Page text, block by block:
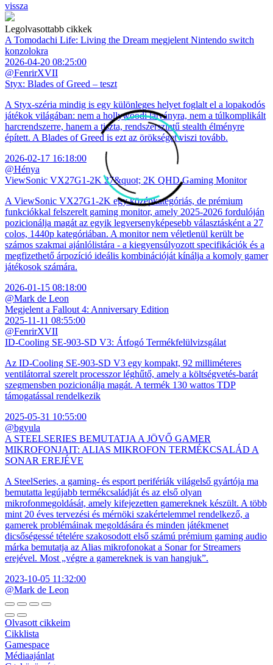
vissza
Legolvasottabb cikkek
A Tomodachi Life: Living the Dream megjelent Nintendo switch
konzolokra
2026-04-20 08:25:00
@FenrirXVII
Styx: Blades of Greed – teszt
A Styx-széria mindig is egy különleges helyet foglalt el a lopakodós
játékok világában: nem a hollywoodi látványra, nem a túlkomplikált
harcrendszerre, hanem a tiszta, rendszerszintű stealth élményre
épített. A Blades of Greed is ezt az örökséget viszi tovább.
2026-02-17 16:18:00
@Hénya
ViewSonic VX27G1-2K 27&quot; 2K QHD Gaming Monitor
A ViewSonic VX27G1-2K egy középkategóriás, de prémium
funkciókkal felszerelt gaming monitor, amely 2025-2026 fordulóján
pozicionálja magát az egyik legversenyképesebb választásként a 27
colos, 1440p kategóriában. A monitor nem véletlenül került be
számos szakmai ajánlólistára - a kiegyensúlyozott specifikációk és a
megfizethető árpozíció ideális kombinációját kínálja a komoly gamer
játékosok számára.
2026-01-15 08:18:00
@Mark de Leon
Megjelent a Fallout 4: Anniversary Edition
2025-11-11 08:55:00
@FenrirXVII
ID-Cooling SE-903-SD V3: Átfogó Termékfelülvizsgálat
Az ID-Cooling SE-903-SD V3 egy kompakt, 92 milliméteres
ventilátorral szerelt processzor léghűtő, amely a költségvetés-barát
szegmensben pozicionálja magát. A termék 130 wattos TDP
támogatással rendelkezik
2025-05-31 10:55:00
@bgyula
A STEELSERIES BEMUTATJA A JÖVŐ GAMER
MIKROFONJAIT: ALIAS MIKROFON TERMÉKCSALÁD A
SONAR EREJÉVE
A SteelSeries, a gaming- és esport perifériák világelső gyártója ma
bemutatta legújabb termékcsaládját és az első olyan
mikrofonmegoldását, amely kifejezetten gamereknek készült. A több
mint 20 éves tervezési és mérnöki szakértelemmel rendelkező, a
gamerek problémáinak megoldására és minden játékmenet
dicsőségessé tételére szakosodott első számú prémium gaming audio
márka bemutatja az Alias mikrofonokat a Sonar for Streamers
erejével. Most „végre a gamereknek is van hangjuk”.
2023-10-05 11:32:00
@Mark de Leon
Olvasott cikkeim
Cikklista
Gamespace
Médiaajánlat